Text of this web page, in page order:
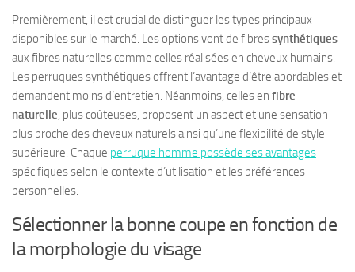
Premièrement, il est crucial de distinguer les types principaux
disponibles sur le marché. Les options vont de fibressynthétiques
aux fibres naturelles comme celles réalisées en cheveux humains.
Les perruques synthétiques offrent l’avantage d’être abordables et
demandent moins d’entretien. Néanmoins, celles en fibre
naturelle, plus coûteuses, proposent un aspect et une sensation
plus proche des cheveux naturels ainsi qu’une flexibilité de style
supérieure. Chaque perruque homme possède ses avantages
spécifiques selon le contexte d’utilisation et les préférences
personnelles.
Sélectionner la bonne coupe en fonction de
la morphologie du visage